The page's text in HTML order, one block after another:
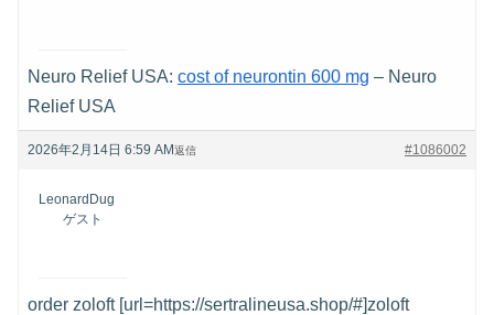
Neuro Relief USA: cost of neurontin 600 mg – Neuro
Relief USA
2026年2月14日 6:59 AM #1086002
返信
LeonardDug
ゲスト
order zoloft [url=https://sertralineusa.shop/#]zoloft